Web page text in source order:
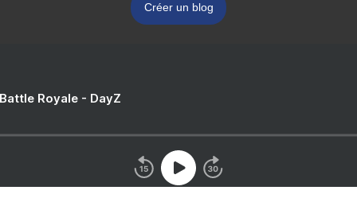
Créer un blog
Royale - DayZ